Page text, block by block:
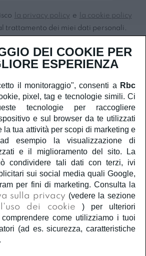
la privacy policy e
la cookie policy
trattamento dei miei dati personali.
IscrivitiDEI COOKIE PER
ESPERIENZA
il monitoraggio", consenti a Rbc
pixel, tag e tecnologie simili. Ci
tecnologie per raccogliere
e sul browser da te utilizzati
la tua attività per scopi di marketing e
esempio la visualizzazione di
e il miglioramento del sito. La
condividere tali dati con terzi, ivi
sui social media quali Google,
per fini di marketing. Consulta la
sulla privacy (vedere la sezione
dei cookie
) per ulteriori
come utilizziamo i tuoi
(ad es. sicurezza, caratteristiche